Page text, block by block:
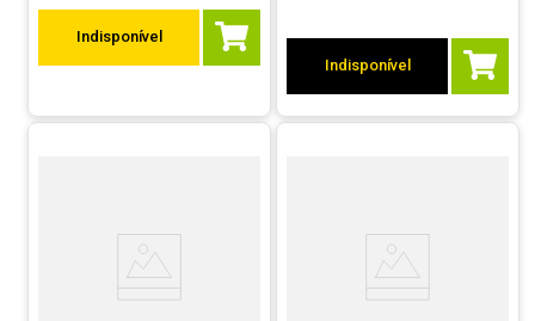
Indisponível
Indisponível